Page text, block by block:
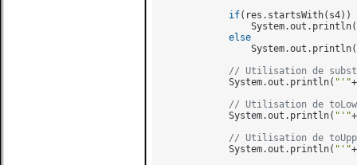
if(res.startsWith(s4))
else
// Utilisation de
System.out.println( "'"
// Utilisation de
System.out.println( "'"
// Utilisation de
System.out.println( "'"